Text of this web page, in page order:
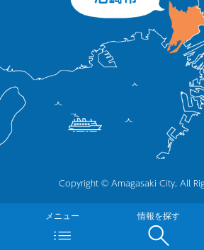
メニュー 情報を探す
Copyright © Amagasaki City, All